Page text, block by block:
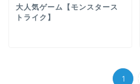
大人気ゲーム【モンスタース
トライク】
1